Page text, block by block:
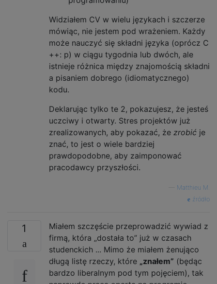
Widziałem CV w wielu językach i szczerze
mówiąc, nie jestem pod wrażeniem. Każdy
może nauczyć się składni języka (oprócz C
++: p) w ciągu tygodnia lub dwóch, ale
istnieje różnica między znajomością składni
a pisaniem dobrego (idiomatycznego)
kodu.
Deklarując tylko te 2, pokazujesz, że jesteś
uczciwy i otwarty. Stres projektów już
zrealizowanych, aby pokazać, że zrobić je
znać, to jest o wiele bardziej
prawdopodobne, aby zaimponować
pracodawcy przyszłości.
Matthieu M.
źródło
1
Miałem szczęście przeprowadzić wywiad z
firmą, która „dostała to” już w czasach
studenckich ... Mimo że miałem żenująco
długą listę rzeczy, które „znałem” (będąc
bardzo liberalnym pod tym pojęciem), tak